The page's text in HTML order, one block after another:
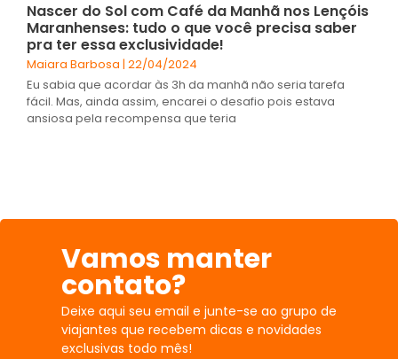
Nascer do Sol com Café da Manhã nos Lençóis
Maranhenses: tudo o que você precisa saber
pra ter essa exclusividade!
Maiara Barbosa 22/04/2024
Eu sabia que acordar às 3h da manhã não seria tarefa
fácil. Mas, ainda assim, encarei o desafio pois estava
ansiosa pela recompensa que teria
Vamos manter
contato?
Deixe aqui seu email e junte-se ao grupo de
viajantes que recebem dicas e novidades
exclusivas todo mês!